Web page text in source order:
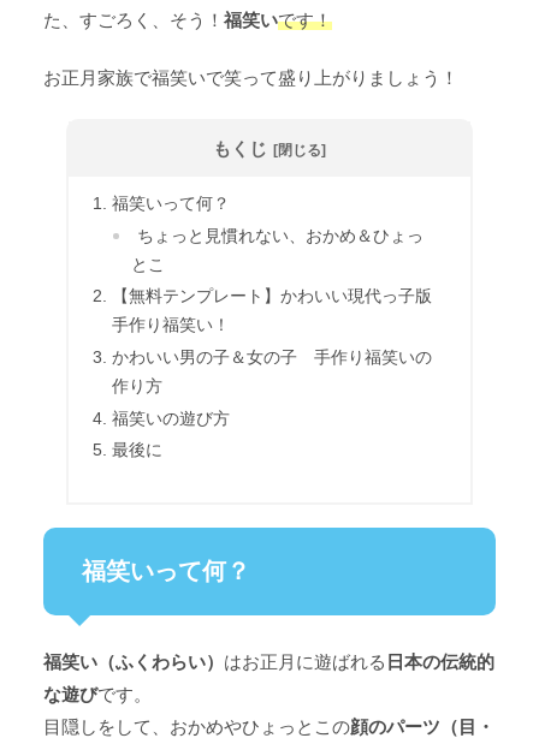
た、すごろく、そう！ 福笑いです！
お正月家族で福笑いで笑って盛り上がりましょう！
もくじ
福笑いって何？
ちょっと見慣れない、おかめ＆ひょっ
とこ
【無料テンプレート】かわいい現代っ子版
手作り福笑い！
かわいい男の子＆女の子 手作り福笑いの
作り方
福笑いの遊び方
最後に
福笑いって何？
福笑い（ふくわらい） はお正月に遊ばれる 日本の伝統的
な遊びです。
目隠しをして、おかめやひょっとこの顔のパーツ（目・